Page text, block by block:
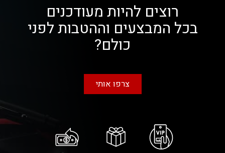
רוצים להיות מעודכנים
בכל המבצעים וההטבות לפני
כולם?
צרפו אותי